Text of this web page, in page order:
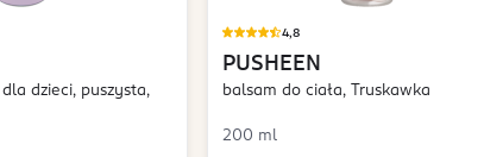
dzieci, puszysta,
4,8
PUSHEEN
balsam do ciała, Truskawka
200 ml